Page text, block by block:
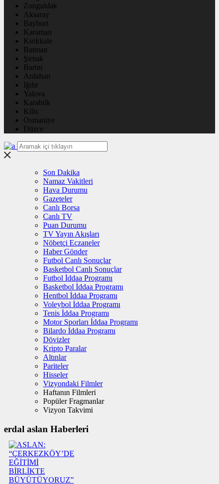
Zonguldak
Aksaray
Bayburt
Karaman
Kırıkkale
Batman
Şırnak
Bartın
Ardahan
Iğdır
Yalova
Karabük
Kilis
Osmaniye
Düzce
Son Dakika
Namaz Vakitleri
Hava Durumu
Gazeteler
Canlı Borsa
Canlı TV
Puan Durumu
TV Yayın Akışları
Nöbetçi Eczaneler
Haber Gönder
Futbol Canlı Sonuçlar
Basketbol Canlı Sonuçlar
Futbol İddaa Programı
Basketbol İddaa Programı
Hentbol İddaa Programı
Voleybol İddaa Programı
Tenis İddaa Programı
Motor Sporları İddaa Programı
Bilardo İddaa Programı
Dövizler
Kripto Paralar
Altınlar
Pariteler
Hisseler
Vizyondaki Filmler
Haftanın Filmleri
Popüler Fragmanlar
Vizyon Takvimi
erdal aslan Haberleri